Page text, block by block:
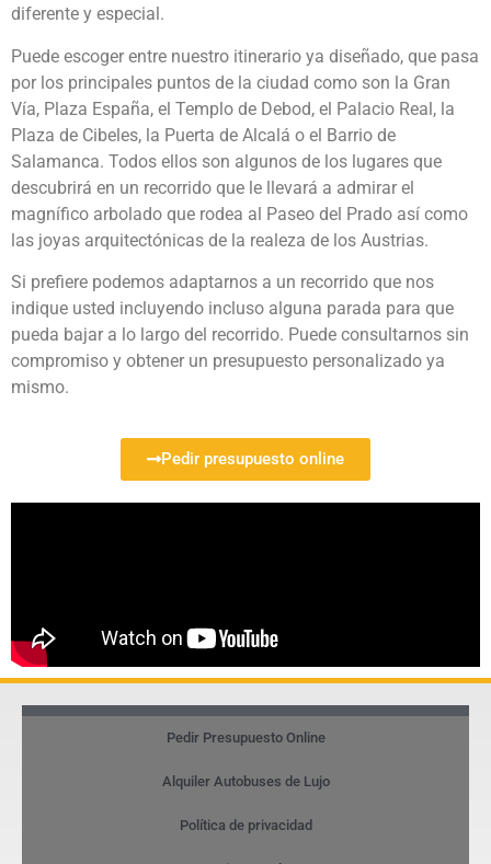
diferente y especial.
Puede escoger entre nuestro itinerario ya diseñado, que pasa
por los principales puntos de la ciudad como son la Gran
Vía, Plaza España, el Templo de Debod, el Palacio Real, la
Plaza de Cibeles, la Puerta de Alcalá o el Barrio de
Salamanca. Todos ellos son algunos de los lugares que
descubrirá en un recorrido que le llevará a admirar el
magnífico arbolado que rodea al Paseo del Prado así como
las joyas arquitectónicas de la realeza de los Austrias.
Si prefiere podemos adaptarnos a un recorrido que nos
indique usted incluyendo incluso alguna parada para que
pueda bajar a lo largo del recorrido. Puede consultarnos sin
compromiso y obtener un presupuesto personalizado ya
mismo.
Pedir presupuesto online
Pedir Presupuesto Online
Alquiler Autobuses de Lujo
Política de privacidad